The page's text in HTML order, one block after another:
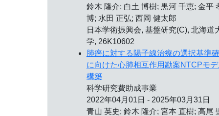
鈴木 隆介; 白土 博樹; 黒河 千恵; 金平
博; 水田 正弘; 西岡 健太郎
日本学術振興会, 基盤研究(C), 北海道
学, 26K10602
肺癌に対する陽子線治療の選択基準
に向けた心肺相互作用勘案NTCPモ
構築
科学研究費助成事業
2022年04月01日 - 2025年03月31日
青山 英史; 鈴木 隆介; 宮本 直樹; 高尾